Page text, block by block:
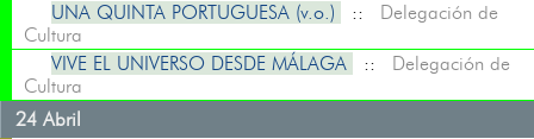
UNA QUINTA PORTUGUESA (v.o.)
:: Delegación de
Cultura
VIVE EL UNIVERSO DESDE MÁLAGA
:: Delegación de
Cultura
24 Abril